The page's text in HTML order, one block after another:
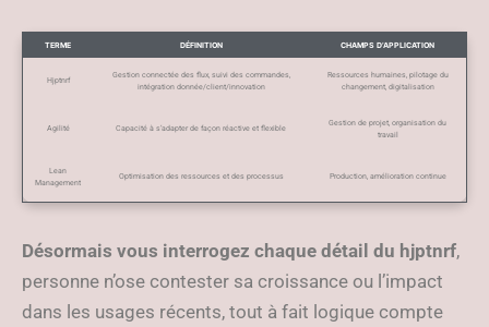
TERME DÉFINITION CHAMPS D’APPLICATION
Hjptnrf
Gestion connectée des flux, suivi des commandes,
intégration donnée/client/innovation
Ressources humaines, pilotage du
changement, digitalisation
Agilité Capacité à s’adapter de façon réactive et flexible
Gestion de projet, organisation du
travail
Lean
Management
Optimisation des ressources et des processus Production, amélioration continue
Désormais vous interrogez chaque détail du hjptnrf,
personne n’ose contester sa croissance ou l’impact
dans les usages récents, tout à fait logique compte